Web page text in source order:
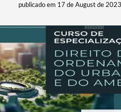
publicado em 17 de August de 2023